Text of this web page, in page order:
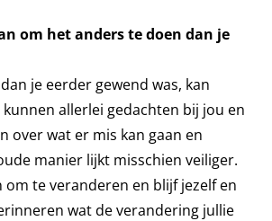
om het anders te doen dan je
je eerder gewend was, kan
allerlei gedachten bij jou en
over wat er mis kan gaan en
manier lijkt misschien veiliger.
te veranderen en blijf jezelf en
wat de verandering jullie